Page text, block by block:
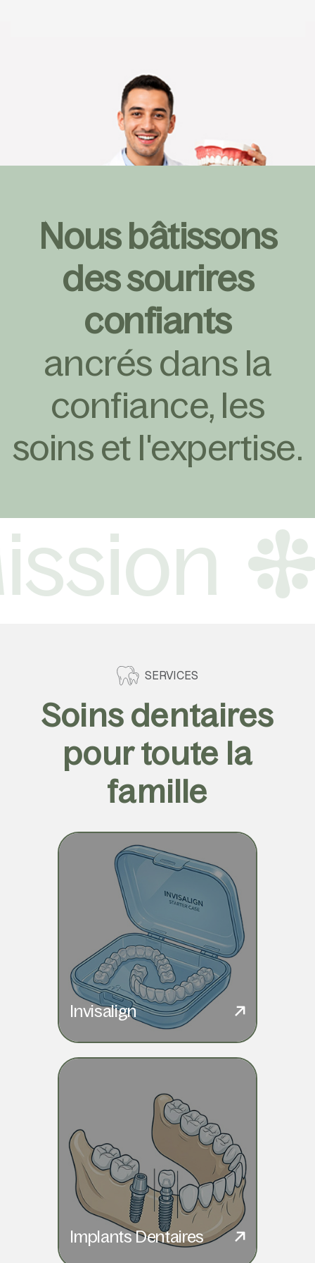
Nous bâtissons
des sourires
confiants
ancrés dans la
confiance, les
soins et l'expertise.
SERVICES
Soins dentaires
pour toute la
famille
Invisalign
Implants Dentaires